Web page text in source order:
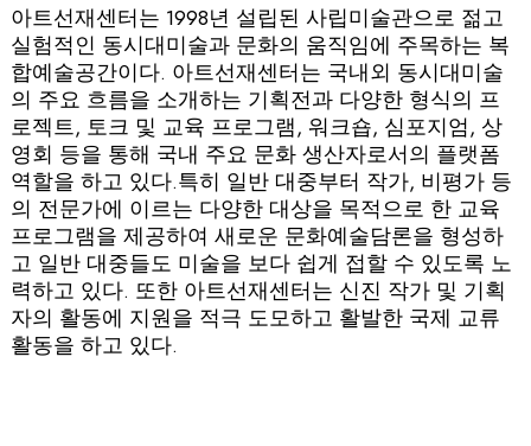
아트선재센터는 1998년 설립된 사립미술관으로 젊고
실험적인 동시대미술과 문화의 움직임에 주목하는 복
합예술공간이다. 아트선재센터는 국내외 동시대미술
의 주요 흐름을 소개하는 기획전과 다양한 형식의 프
로젝트, 토크 및 교육 프로그램, 워크숍, 심포지엄, 상
영회 등을 통해 국내 주요 문화 생산자로서의 플랫폼
역할을 하고 있다.특히 일반 대중부터 작가, 비평가 등
의 전문가에 이르는 다양한 대상을 목적으로 한 교육
프로그램을 제공하여 새로운 문화예술담론을 형성하
고 일반 대중들도 미술을 보다 쉽게 접할 수 있도록 노
력하고 있다. 또한 아트선재센터는 신진 작가 및 기획
자의 활동에 지원을 적극 도모하고 활발한 국제 교류
활동을 하고 있다.